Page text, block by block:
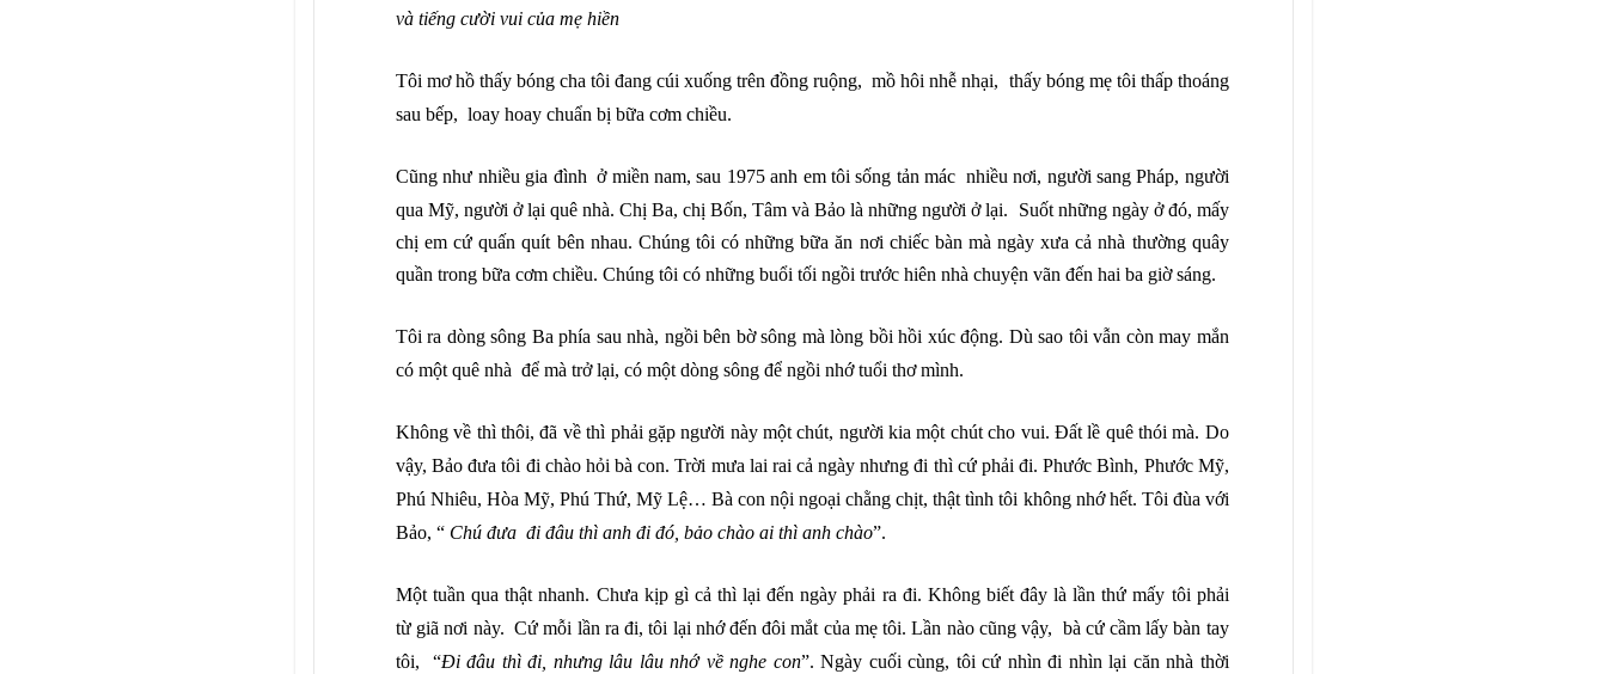
và tiếng cười vui của mẹ hiền
Tôi mơ hồ thấy bóng cha tôi đang cúi xuống trên đồng ruộng, mồ hôi nhễ nhại, thấy bóng mẹ tôi thấp thoáng
sau bếp, loay hoay chuẩn bị bữa cơm chiều.
Cũng như nhiều gia đình ở miền nam, sau 1975 anh em tôi sống tản mác nhiều nơi, người sang Pháp, người
qua Mỹ, người ở lại quê nhà. Chị Ba, chị Bốn, Tâm và Bảo là những người ở lại. Suốt những ngày ở đó, mấy
chị em cứ quấn quít bên nhau. Chúng tôi có những bữa ăn nơi chiếc bàn mà ngày xưa cả nhà thường quây
quần trong bữa cơm chiều. Chúng tôi có những buổi tối ngồi trước hiên nhà chuyện vãn đến hai ba giờ sáng.
Tôi ra dòng sông Ba phía sau nhà, ngồi bên bờ sông mà lòng bồi hồi xúc động. Dù sao tôi vẫn còn may mắn
có một quê nhà để mà trở lại, có một dòng sông để ngồi nhớ tuổi thơ mình.
Không về thì thôi, đã về thì phải gặp người này một chút, người kia một chút cho vui. Đất lề quê thói mà. Do
vậy, Bảo đưa tôi đi chào hỏi bà con. Trời mưa lai rai cả ngày nhưng đi thì cứ phải đi. Phước Bình, Phước Mỹ,
Phú Nhiêu, Hòa Mỹ, Phú Thứ, Mỹ Lệ… Bà con nội ngoại chằng chịt, thật tình tôi không nhớ hết. Tôi đùa với
Bảo, “ Chú đưa đi đâu thì anh đi đó, bảo chào ai thì anh chào”.
Một tuần qua thật nhanh. Chưa kịp gì cả thì lại đến ngày phải ra đi. Không biết đây là lần thứ mấy tôi phải
từ giã nơi này. Cứ mỗi lần ra đi, tôi lại nhớ đến đôi mắt của mẹ tôi. Lần nào cũng vậy, bà cứ cầm lấy bàn tay
tôi, “Đi đâu thì đi, nhưng lâu lâu nhớ về nghe con”. Ngày cuối cùng, tôi cứ nhìn đi nhìn lại căn nhà thời